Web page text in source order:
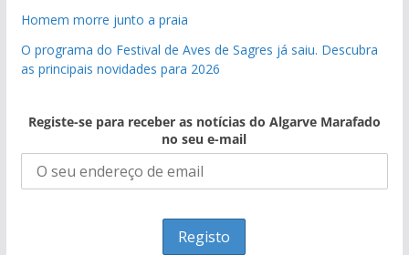
Homem morre junto a praia
O programa do Festival de Aves de Sagres já saiu. Descubra
as principais novidades para 2026
Registe-se para receber as notícias do Algarve Marafado
no seu e-mail